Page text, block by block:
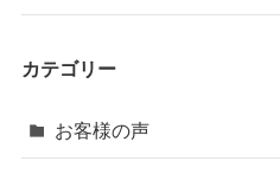
カテゴリー
お客様の声